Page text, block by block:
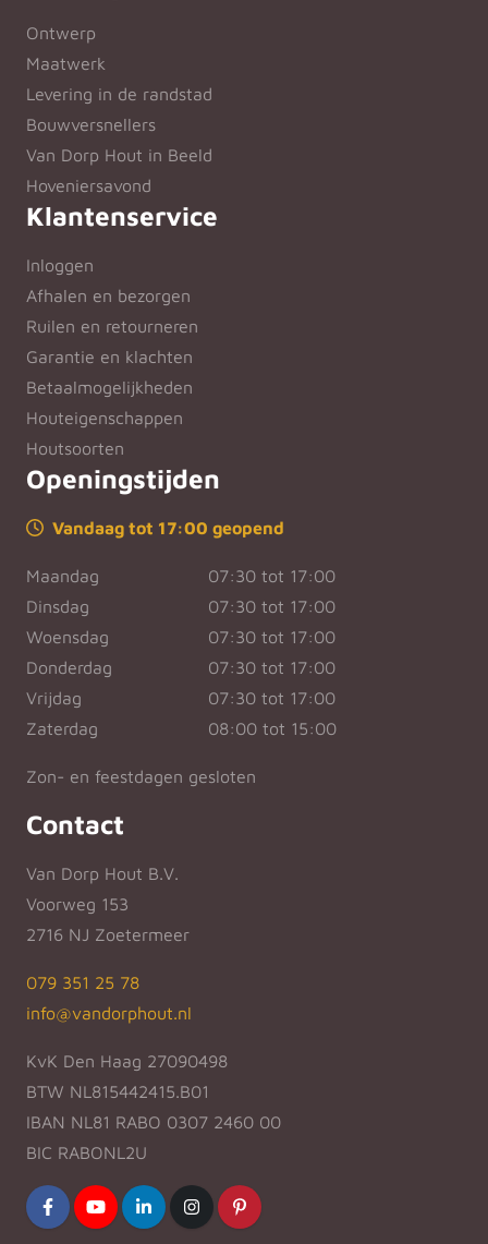
Ontwerp
Maatwerk
Levering in de randstad
Bouwversnellers
Van Dorp Hout in Beeld
Hoveniersavond
Klantenservice
Inloggen
Afhalen en bezorgen
Ruilen en retourneren
Garantie en klachten
Betaalmogelijkheden
Houteigenschappen
Houtsoorten
Openingstijden
Vandaag tot 17:00 geopend
Maandag
07:30 tot 17:00
Dinsdag
07:30 tot 17:00
Woensdag
07:30 tot 17:00
Donderdag
07:30 tot 17:00
Vrijdag
07:30 tot 17:00
Zaterdag
08:00 tot 15:00
Zon- en feestdagen gesloten
Contact
Van Dorp Hout B.V.
Voorweg 153
2716 NJ Zoetermeer
079 351 25 78
info@vandorphout.nl
KvK Den Haag 27090498
BTW NL815442415.B01
IBAN NL81 RABO 0307 2460 00
BIC RABONL2U